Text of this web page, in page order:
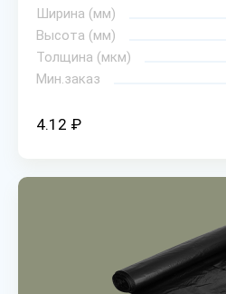
Ширина (мм)
Высота (мм)
Толщина (мкм)
Мин.заказ
4.12 ₽